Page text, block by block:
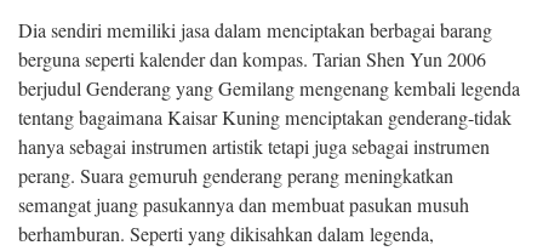
Dia sendiri memiliki jasa dalam menciptakan berbagai barang
berguna seperti kalender dan kompas. Tarian Shen Yun 2006
berjudul Genderang yang Gemilang mengenang kembali legenda
tentang bagaimana Kaisar Kuning menciptakan genderang-tidak
hanya sebagai instrumen artistik tetapi juga sebagai instrumen
perang. Suara gemuruh genderang perang meningkatkan
semangat juang pasukannya dan membuat pasukan musuh
berhamburan. Seperti yang dikisahkan dalam legenda,